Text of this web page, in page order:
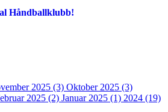
Håndballklubb!
2025 (3) Oktober 2025 (3)
2025 (2) Januar 2025 (1) 2024 (19)